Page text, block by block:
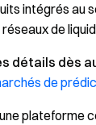
intégrés au
de
détails dès
de
plateforme